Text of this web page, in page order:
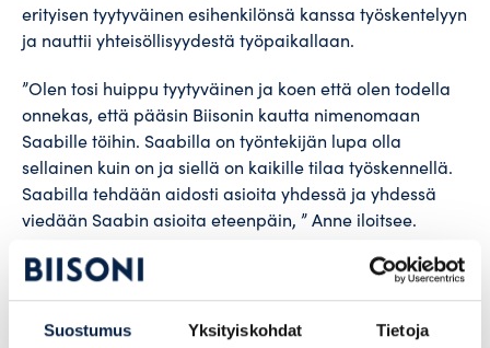
Suostumus Yksityiskohdat Tietoja
erityisen tyytyväinen esihenkilönsä kanssa työskentelyyn
ja nauttii yhteisöllisyydestä työpaikallaan.
”Olen tosi huippu tyytyväinen ja koen että olen todella
onnekas, että pääsin Biisonin kautta nimenomaan
Saabille töihin. Saabilla on työntekijän lupa olla
sellainen kuin on ja siellä on kaikille tilaa työskennellä.
Saabilla tehdään aidosti asioita yhdessä ja yhdessä
viedään Saabin asioita eteenpäin, ” Anne iloitsee.
Etsitkö itsellesi